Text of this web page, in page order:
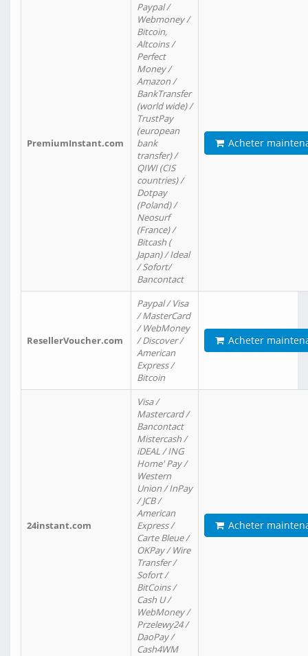
PremiumInstant.com
Paypal /
Webmoney /
Bitcoin,
Altcoins /
Perfect
Money /
Amazon /
BankTransfer
(world wide) /
TrustPay
(european
bank
transfer) /
QIWI (CIS
countries) /
Dotpay
(Poland) /
Neosurf
(France) /
Bitcash (
Japan) / Ideal
/ Sofort/
Bancontact
Acheter
ResellerVoucher.com
Paypal / Visa
/ MasterCard
/ WebMoney
/ Discover /
American
Express /
Bitcoin
Acheter
24instant.com
Visa /
Mastercard /
Bancontact
Mistercash /
iDEAL / ING
Home' Pay /
Western
Union / InPay
/ JCB /
American
Express /
Carte Bleue /
OKPay / Wire
Transfer /
Sofort /
BitCoins /
Cash U /
WebMoney /
Przelewy24 /
DaoPay /
Cash4WM
Acheter